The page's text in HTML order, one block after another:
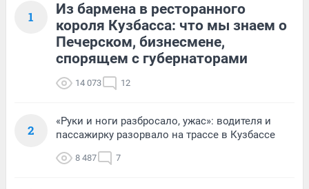
1
Из бармена в ресторанного
короля Кузбасса: что мы знаем о
Печерском, бизнесмене,
спорящем с губернаторами
14 073 12
2
«Руки и ноги разбросало, ужас»: водителя и
пассажирку разорвало на трассе в Кузбассе
8 487 7